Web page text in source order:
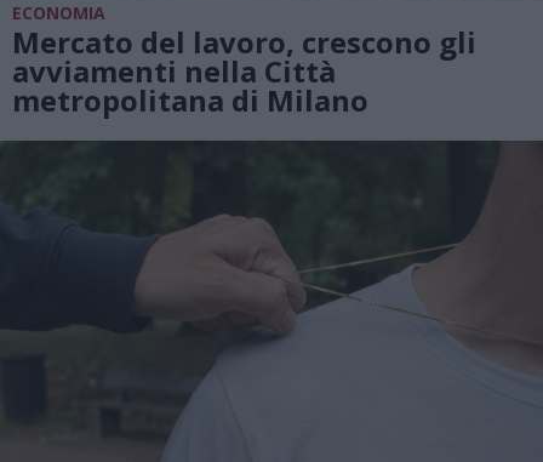
ECONOMIA
Mercato del lavoro, crescono gli
avviamenti nella Città
metropolitana di Milano